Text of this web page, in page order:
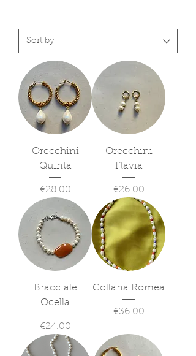
Orecchini
Quinta
Price
€28.00
Orecchini
Flavia
Price
€26.00
Bracciale
Ocella
Price
€24.00
Collana Romea
Price
€36.00